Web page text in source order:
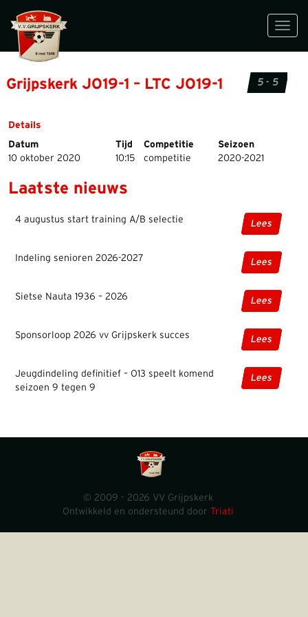
Grijpskerk JO19-1 – LTC JO19-1 5 - 5
Details
Datum
Tijd Competitie
Seizoen
10 oktober 2020
10:15 competitie 2020-2021
Laatste nieuws
4 augustus start training A/B selectie Lees
Indeling senioren 2026-2027 Lees
Sietse Nauta 1936 – 2026 Lees
Sponsorloop 2026 vv Grijpskerk succes Lees
Jeugdindeling definitief – O13 speelt komend
seizoen 9 tegen 9
Lees
© 2009 - 2026 VV Grijpskerk
Ontwikkeld en ondersteund door Triati